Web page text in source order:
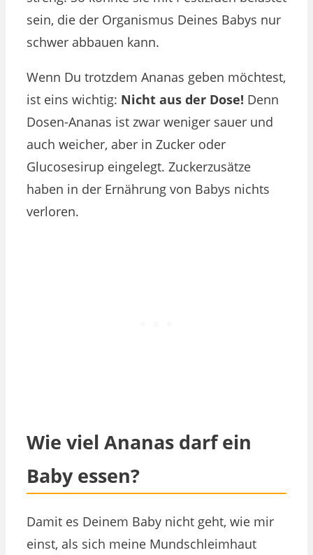
sein, die der Organismus Deines Babys nur
schwer abbauen kann.
Wenn Du trotzdem Ananas geben möchtest,
ist eins wichtig: Nicht aus der Dose! Denn
Dosen-Ananas ist zwar weniger sauer und
auch weicher, aber in Zucker oder
Glucosesirup eingelegt. Zuckerzusätze
haben in der Ernährung von Babys nichts
verloren.
Wie viel Ananas darf ein
Baby essen?
Damit es Deinem Baby nicht geht, wie mir
einst, als sich meine Mundschleimhaut